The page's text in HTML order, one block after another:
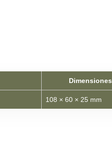
Dimensiones
108 × 60 × 25 mm